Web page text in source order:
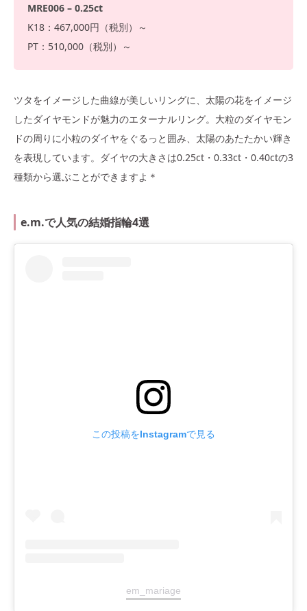
MRE006 – 0.25ct
K18：467,000円（税別）～
PT：510,000（税別）～
ツタをイメージした曲線が美しいリングに、太陽の花をイメージ
したダイヤモンドが魅力のエターナルリング。大粒のダイヤモン
ドの周りに小粒のダイヤをぐるっと囲み、太陽のあたたかい輝き
を表現しています。ダイヤの大きさは0.25ct・0.33ct・0.40ctの3
種類から選ぶことができますよ＊
e.m.で人気の結婚指輪4選
この投稿をInstagramで見る
em_mariage